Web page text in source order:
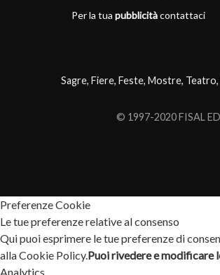
Per la tua pubblicitàcontattaci
Sagre, Fiere, Feste, Mostre,
© 1997-2020 FISAL
Preferenze Cookie
Le tue preferenze relative al consenso
Qui puoi esprimere le tue preferenze di
alla Cookie Policy.Puoi rivedere e modificare
Analytics